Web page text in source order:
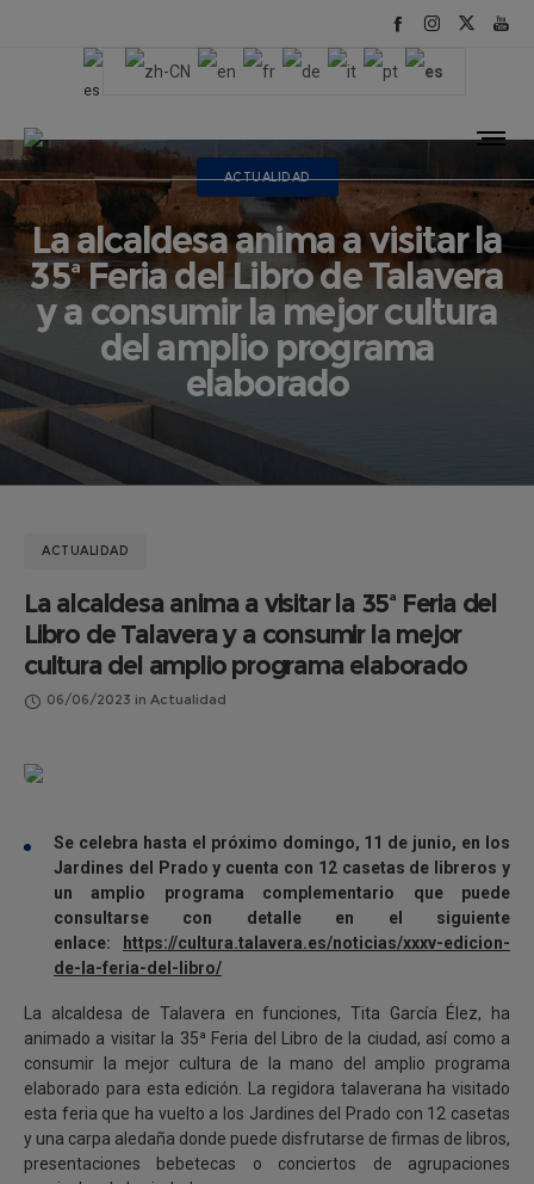
ACTUALIDAD
La alcaldesa anima a visitar la
35ª Feria del Libro de Talavera
y a consumir la mejor cultura
del amplio programa
elaborado
ACTUALIDAD
La alcaldesa anima a visitar la 35ª Feria del
Libro de Talavera y a consumir la mejor
cultura del amplio programa elaborado
06/06/2023 in Actualidad
Se celebra hasta el próximo domingo, 11 de junio, en los
Jardines del Prado y cuenta con 12 casetas de libreros y
un amplio programa complementario que puede
consultarse con detalle en el siguiente
enlace:
https://cultura.talavera.es/noticias/xxxv-edicion-
de-la-feria-del-libro/
La alcaldesa de Talavera en funciones, Tita García Élez, ha
animado a visitar la 35ª Feria del Libro de la ciudad, así como a
consumir la mejor cultura de la mano del amplio programa
elaborado para esta edición. La regidora talaverana ha visitado
esta feria que ha vuelto a los Jardines del Prado con 12 casetas
y una carpa aledaña donde puede disfrutarse de firmas de libros,
presentaciones bebetecas o conciertos de agrupaciones